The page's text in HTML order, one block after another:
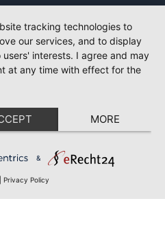
tracking technologies to
our services, and to display
interests. I agree and may
at any time with effect for the
MORE
&
Privacy Policy